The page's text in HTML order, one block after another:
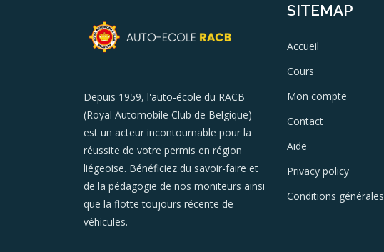
Depuis 1959, l'auto-école du RACB
(Royal Automobile Club de Belgique)
est un acteur incontournable pour la
réussite de votre permis en région
liégeoise. Bénéficiez du savoir-faire et
de la pédagogie de nos moniteurs ainsi
que la flotte toujours récente de
véhicules.
SITEMAP
Accueil
Cours
Mon compte
Contact
Aide
Privacy policy
Conditions générales